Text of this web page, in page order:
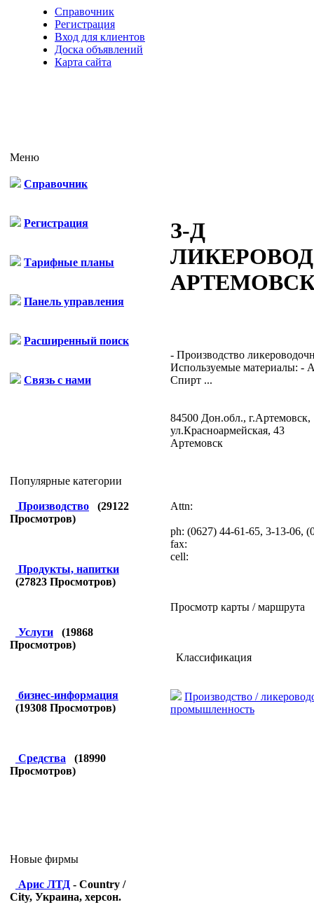
Справочник
Регистрация
Вход для клиентов
Доска объявлений
Карта сайта
Меню
Справочник
Регистрация
Тарифные планы
Панель управления
Расширенный поиск
Связь с нами
Популярные категории
Производство (29122
Просмотров)
Продукты, напитки
(27823 Просмотров)
Услуги (19868
Просмотров)
бизнес-информация
(19308 Просмотров)
Средства (18990
Просмотров)
Новые фирмы
Арис ЛТД - Country /
City, Украина, херсон.
З-Д
- Производство
Используемые материалы: -
Спирт ...
84500 Дон.обл., г.Артемовск,
ул.Красноармейская, 43
Артемовск
Attn:
ph: (0627) 44-61-65, 3-13-06,
fax:
cell:
Просмотр карты / маршрута
Классификация
Производство /
промышленность